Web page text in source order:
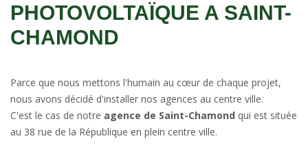
PHOTOVOLTAÏQUE A SAINT-
CHAMOND
Parce que nous mettons l'humain au cœur de chaque projet,
nous avons décidé d'installer nos agences au centre ville.
C'est le cas de notre agence de Saint-Chamond qui est située
au 38 rue de la République en plein centre ville.